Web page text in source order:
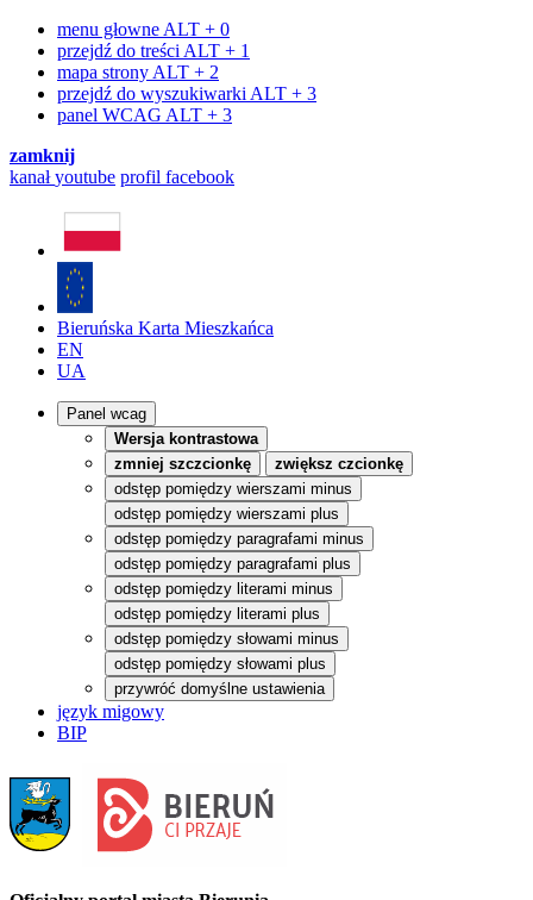
menu głowne ALT + 0
przejdź do treści ALT + 1
mapa strony ALT + 2
przejdź do wyszukiwarki ALT + 3
panel WCAG ALT + 3
zamknij
kanałyoutube profil facebook
Bieruńska Karta Mieszkańca
EN
UA
Panel wcag
Wersja kontrastowa
zmniej szczcionkę
zwiększ czcionkę
odstęp pomiędzy wierszami minus
odstęp pomiędzy wierszami plus
odstęp pomiędzy paragrafami minus
odstęp pomiędzy paragrafami plus
odstęp pomiędzy literami minus
odstęp pomiędzy literami plus
odstęp pomiędzy słowami minus
odstęp pomiędzy słowami plus
przywróć domyślne ustawienia
język migowy
BIP